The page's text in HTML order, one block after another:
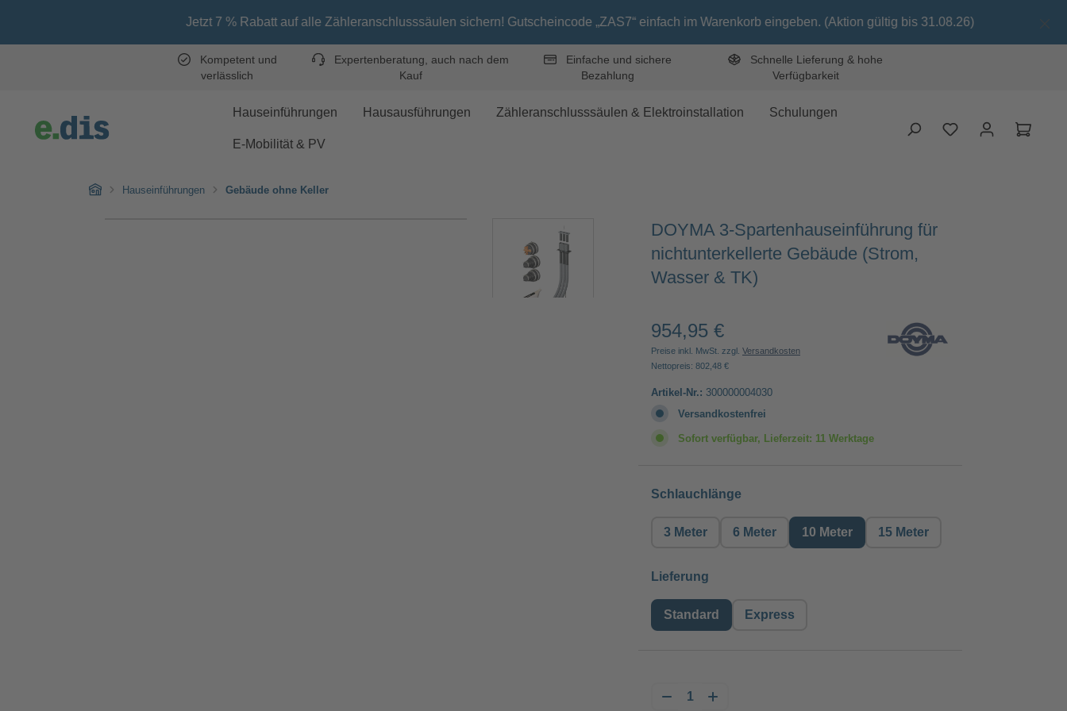
Zur Hauptnavigation springenJetzt 7 % Rabatt auf alle Zähleranschlusssäulen sichern! Gutscheincode „ZAS7“ einfach im Warenkorb eingeben. (Aktion gültig bis 31.08.26)
Kompetent und
verlässlich
Expertenberatung, auch nach dem
Kauf
Einfache und sichere
Bezahlung
Schnelle Lieferung & hohe
Verfügbarkeit
Hauseinführungen Hausausführungen Zähleranschlusssäulen & Elektroinstallation Schulungen
E-Mobilität & PV
HomeHauseinführungen Gebäude ohne Keller
DOYMA 3-Spartenhauseinführung für
nichtunterkellerte Gebäude (Strom,
Wasser & TK)
Regulärer Preis:
954,95 €
Preise inkl. MwSt. zzgl. Versandkosten
Nettopreis: 802,48 €
Artikel-Nr.: 300000004030
Versandkostenfrei
Sofort verfügbar, Lieferzeit: 11 Werktage
Schlauchlänge
3 Meter 6 Meter 10 Meter 15 Meter
Lieferung
Standard Express